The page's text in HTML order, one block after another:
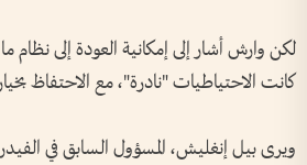
لكن وارش أشار إلى إمكانية العودة إلى نظام
كانت الاحتياطيات "نادرة"، مع الاحتفاظ
ويرى بيل إنغليش، المسؤول السابق في